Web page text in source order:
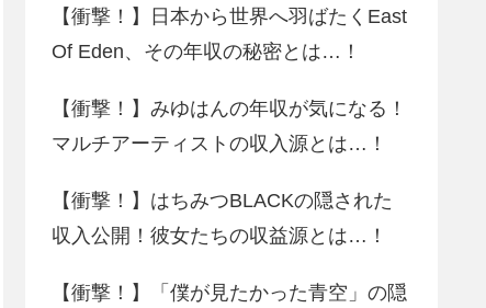
【衝撃！】日本から世界へ羽ばたくEast
Of Eden、その年収の秘密とは…！
【衝撃！】みゆはんの年収が気になる！
マルチアーティストの収入源とは…！
【衝撃！】はちみつBLACKの隠された
収入公開！彼女たちの収益源とは…！
【衝撃！】「僕が見たかった青空」の隠